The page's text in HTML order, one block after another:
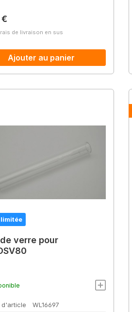
:
€
de livraison en sus
Ajouter au panier
verre pour
d'article WL16697